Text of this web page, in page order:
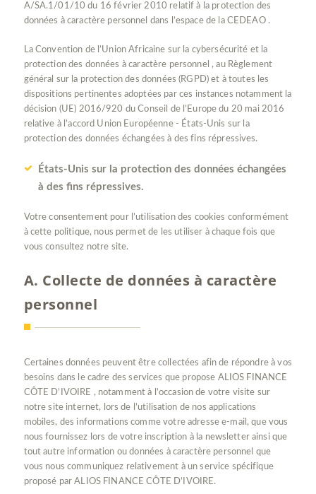
A/SA.1/01/10 du 16 février 2010 relatif à la protection des
données à caractère personnel dans l’espace de la CEDEAO .
La Convention de l’Union Africaine sur la cybersécurité et la
protection des données à caractère personnel , au Règlement
général sur la protection des données (RGPD) et à toutes les
dispositions pertinentes adoptées par ces instances notamment la
décision (UE) 2016/920 du Conseil de l’Europe du 20 mai 2016
relative à l’accord Union Européenne - États-Unis sur la
protection des données échangées à des fins répressives.
États-Unis sur la protection des données échangées
à des fins répressives.
Votre consentement pour l’utilisation des cookies conformément
à cette politique, nous permet de les utiliser à chaque fois que
vous consultez notre site.
A. Collecte de données à caractère
personnel
Certaines données peuvent être collectées afin de répondre à vos
besoins dans le cadre des services que propose ALIOS FINANCE
CÔTE D’IVOIRE , notamment à l’occasion de votre visite sur
notre site internet, lors de l’utilisation de nos applications
mobiles, des informations comme votre adresse e-mail, que vous
nous fournissez lors de votre inscription à la newsletter ainsi que
tout autre information ou données à caractère personnel que
vous nous communiquez relativement à un service spécifique
proposé par ALIOS FINANCE CÔTE D’IVOIRE.